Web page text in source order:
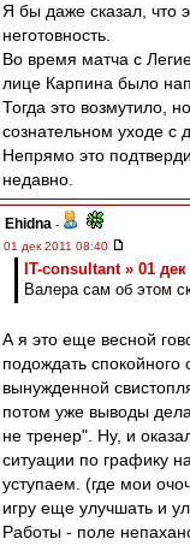
Я бы даже сказал, что
неготовность.
Во время матча с
лице Карпина было
Тогда это возмутило,
сознательном уходе с
Непрямо это
недавно.
Ehidna -
01 дек 2011 08:40
IT-consultant » 01 дек
Валера сам об этом
А я это еще весной
подождать спокойного
вынужденной
потом уже выводы
не тренер". Ну, и
ситуации по графику
уступаем. (где мои
игру еще улучшать и
Работы - поле